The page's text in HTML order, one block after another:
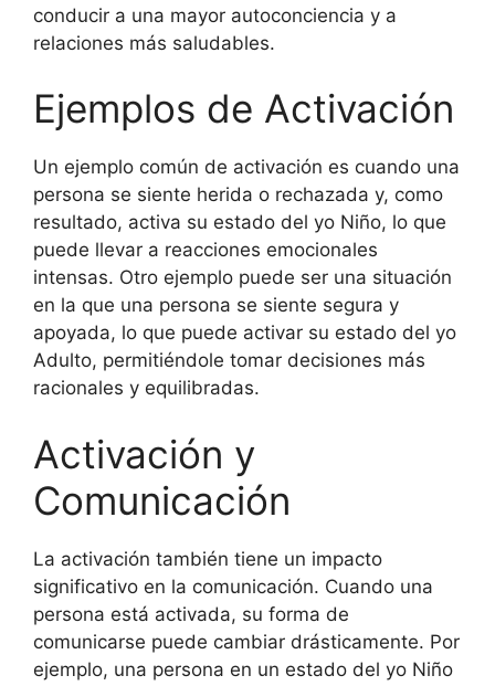
conducir a una mayor autoconciencia y a
relaciones más saludables.
Ejemplos de Activación
Un ejemplo común de activación es cuando una
persona se siente herida o rechazada y, como
resultado, activa su estado del yo Niño, lo que
puede llevar a reacciones emocionales
intensas. Otro ejemplo puede ser una situación
en la que una persona se siente segura y
apoyada, lo que puede activar su estado del yo
Adulto, permitiéndole tomar decisiones más
racionales y equilibradas.
Activación y
Comunicación
La activación también tiene un impacto
significativo en la comunicación. Cuando una
persona está activada, su forma de
comunicarse puede cambiar drásticamente. Por
ejemplo, una persona en un estado del yo Niño